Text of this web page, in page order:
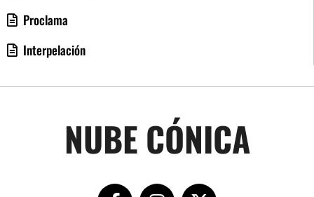
Proclama
Interpelación
NUBE CÓNICA